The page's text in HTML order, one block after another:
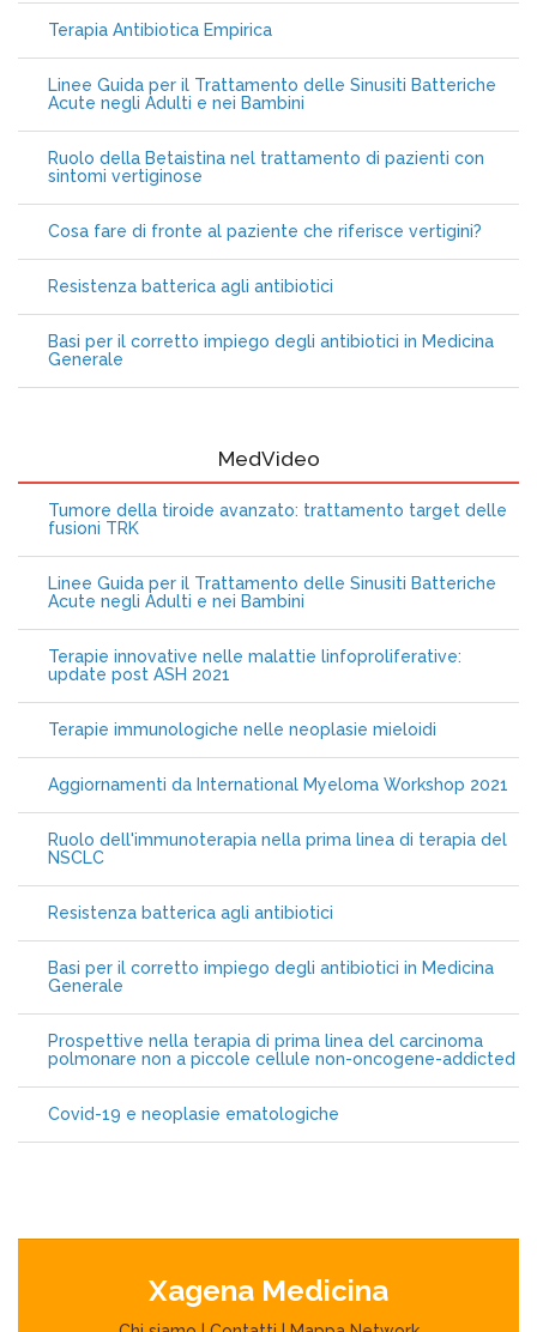
Terapia Antibiotica Empirica
Linee Guida per il Trattamento delle Sinusiti Batteriche
Acute negli Adulti e nei Bambini
Ruolo della Betaistina nel trattamento di pazienti con
sintomi vertiginose
Cosa fare di fronte al paziente che riferisce vertigini?
Resistenza batterica agli antibiotici
Basi per il corretto impiego degli antibiotici in Medicina
Generale
MedVideo
Tumore della tiroide avanzato: trattamento target delle
fusioni TRK
Linee Guida per il Trattamento delle Sinusiti Batteriche
Acute negli Adulti e nei Bambini
Terapie innovative nelle malattie linfoproliferative:
update post ASH 2021
Terapie immunologiche nelle neoplasie mieloidi
Aggiornamenti da International Myeloma Workshop 2021
Ruolo dell'immunoterapia nella prima linea di terapia del
NSCLC
Resistenza batterica agli antibiotici
Basi per il corretto impiego degli antibiotici in Medicina
Generale
Prospettive nella terapia di prima linea del carcinoma
polmonare non a piccole cellule non-oncogene-addicted
Covid-19 e neoplasie ematologiche
Xagena Medicina